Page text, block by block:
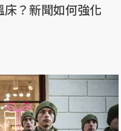
？新聞如何強化